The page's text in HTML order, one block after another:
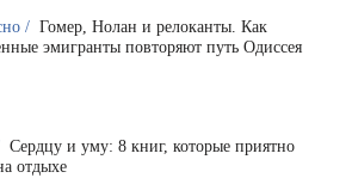
/ Гомер, Нолан и релоканты. Как
эмигранты повторяют путь Одиссея
Сердцу и уму: 8 книг, которые приятно
отдыхе